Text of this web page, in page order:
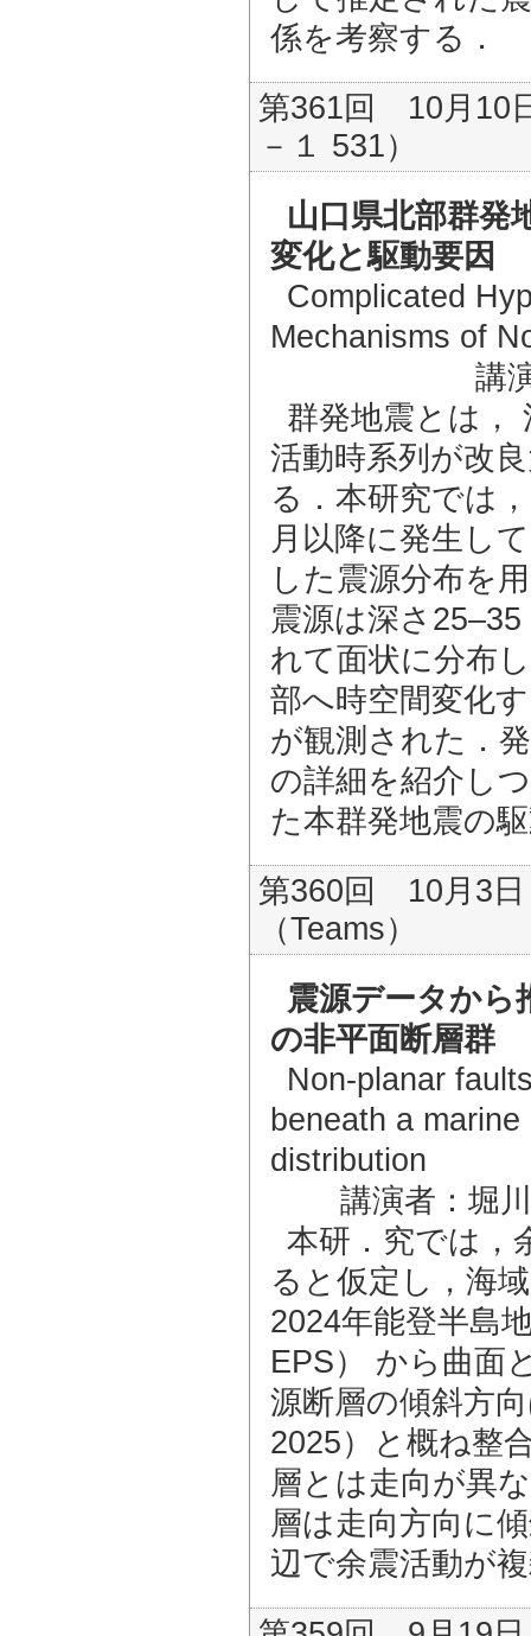
係を考察する．
第361回 10月10
－１ 531）
山口県北部群発
変化と駆動要因
Complicated
Mechanisms of
講
群発地震とは，
活動時系列が改
る．本研究では
月以降に発生し
した震源分布を
震源は深さ
れて面状に分布
部へ時空間変化
が観測された．
の詳細を紹介し
た本群発地震の
第360回 10月3
（Teams）
震源データから
の非平面断層群
Non-planar
beneath a
distribution
講演者：堀
本研．究では，
ると仮定し，海
2024年能登半島
EPS） から曲面
源断層の傾斜方
2025）と概ね整
層とは走向が異
層は走向方向に
辺で余震活動が